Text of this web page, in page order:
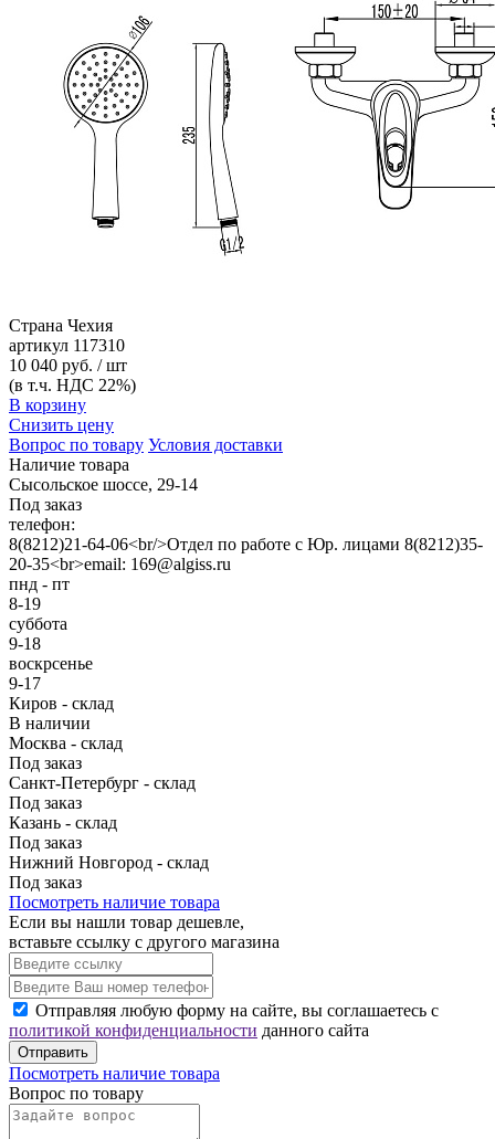
Страна Чехия
артикул 117310
10 040 руб. / шт
(в т.ч. НДС 22%)
В корзину
Снизить цену
Вопрос по товару Условия доставки
Наличие товара
Сысольское шоссе, 29-14
Под заказ
телефон:
8(8212)21-64-06<br/>Отдел по работе с Юр. лицами 8(8212)35-
20-35<br>email: 169@algiss.ru
пнд - пт
8-19
суббота
9-18
воскрсенье
9-17
Киров - склад
В наличии
Москва - склад
Под заказ
Санкт-Петербург - склад
Под заказ
Казань - склад
Под заказ
Нижний Новгород - склад
Под заказ
Посмотреть наличие товара
Если вы нашли товар дешевле,
вставьте ссылку с другого магазина
Отправляя любую форму на сайте, вы соглашаетесь с
политикой конфиденциальности данного сайта
Отправить
Посмотреть наличие товара
Вопрос по товару